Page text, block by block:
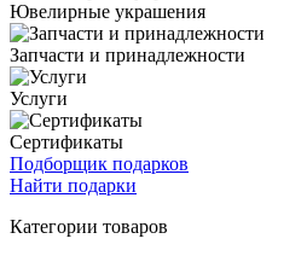
Ювелирные украшения
Запчасти и принадлежности
Услуги
Сертификаты
Подборщик подарков
Найти подарки
Категории товаров